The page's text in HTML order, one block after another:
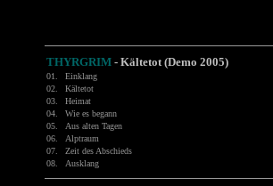
THYRGRIM - Kältetot (Demo 2005)
01.
Einklang
02.
Kältetot
03.
Heimat
04.
Wie es begann
05.
Aus alten Tagen
06.
Alptraum
07.
Zeit des Abschieds
08.
Ausklang